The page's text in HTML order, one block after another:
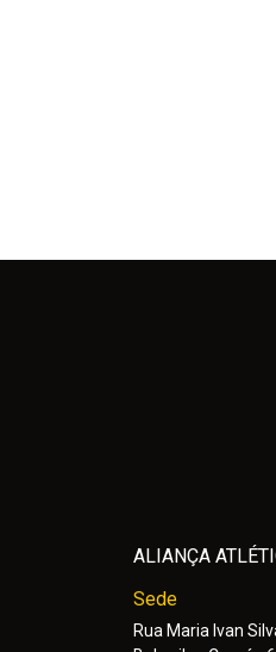
ALIANÇA
Sede
Rua Maria Ivan